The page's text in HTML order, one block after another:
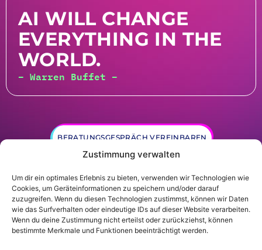
Zustimmung verwalten
Um dir ein optimales Erlebnis zu bieten, verwenden wir Technologien wie
Cookies, um Geräteinformationen zu speichern und/oder darauf
zuzugreifen. Wenn du diesen Technologien zustimmst, können wir Daten
wie das Surfverhalten oder eindeutige IDs auf dieser Website verarbeiten.
Wenn du deine Zustimmung nicht erteilst oder zurückziehst, können
bestimmte Merkmale und Funktionen beeinträchtigt werden.
AI WILL CHANGE
EVERYTHING IN THE
WORLD.
– Warren Buffet –
BERATUNGSGESPRÄCH VEREINBAREN
© Gründer.de GmbH |Datenschutz|Impressum